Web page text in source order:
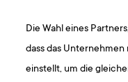
Die Wahl eines
dass das
einstellt, um die